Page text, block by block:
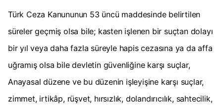
Türk Ceza Kanununun 53 üncü maddesinde belirtilen
süreler geçmiş olsa bile; kasten işlenen bir suçtan dolayı
bir yıl veya daha fazla süreyle hapis cezasına ya da affa
uğramış olsa bile devletin güvenliğine karşı suçlar,
Anayasal düzene ve bu düzenin işleyişine karşı suçlar,
zimmet, irtikâp, rüşvet, hırsızlık, dolandırıcılık, sahtecilik,